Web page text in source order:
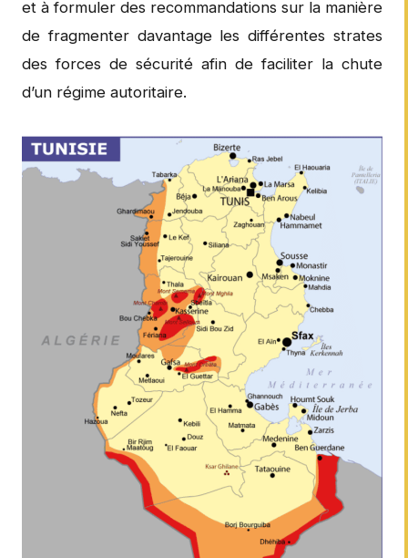
et à formuler des recommandations sur la manière
de fragmenter davantage les différentes strates
des forces de sécurité afin de faciliter la chute
d’un régime autoritaire.